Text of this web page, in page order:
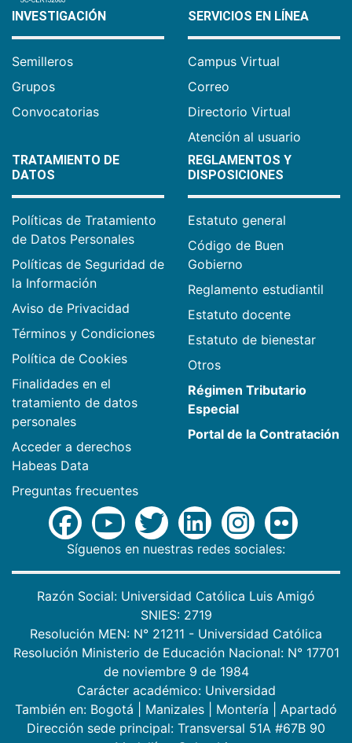
INVESTIGACIÓN
Semilleros
Grupos
Convocatorias
SERVICIOS EN LÍNEA
Campus Virtual
Correo
Directorio Virtual
Atención al usuario
TRATAMIENTO DE
DATOS
Políticas de Tratamiento
de Datos Personales
Políticas de Seguridad de
la Información
Aviso de Privacidad
Términos y Condiciones
Política de Cookies
Finalidades en el
tratamiento de datos
personales
Acceder a derechos
Habeas Data
Preguntas frecuentes
REGLAMENTOS Y
DISPOSICIONES
Estatuto general
Código de Buen
Gobierno
Reglamento estudiantil
Estatuto docente
Estatuto de bienestar
Otros
Régimen Tributario
Especial
Portal de la Contratación
Síguenos en nuestras redes sociales:
Razón Social: Universidad Católica Luis Amigó
SNIES: 2719
Resolución MEN: N° 21211 - Universidad Católica
Resolución Ministerio de Educación Nacional: N° 17701
de noviembre 9 de 1984
Carácter académico: Universidad
También en: Bogotá Manizales Montería
Apartadó
Dirección sede principal: Transversal 51A #67B 90